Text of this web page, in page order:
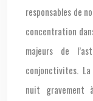
responsables de
concentration
majeurs de
conjonctivites.
nuit